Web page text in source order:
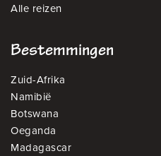
Alle reizen
Bestemmingen
Zuid-Afrika
Namibië
Botswana
Oeganda
Madagascar